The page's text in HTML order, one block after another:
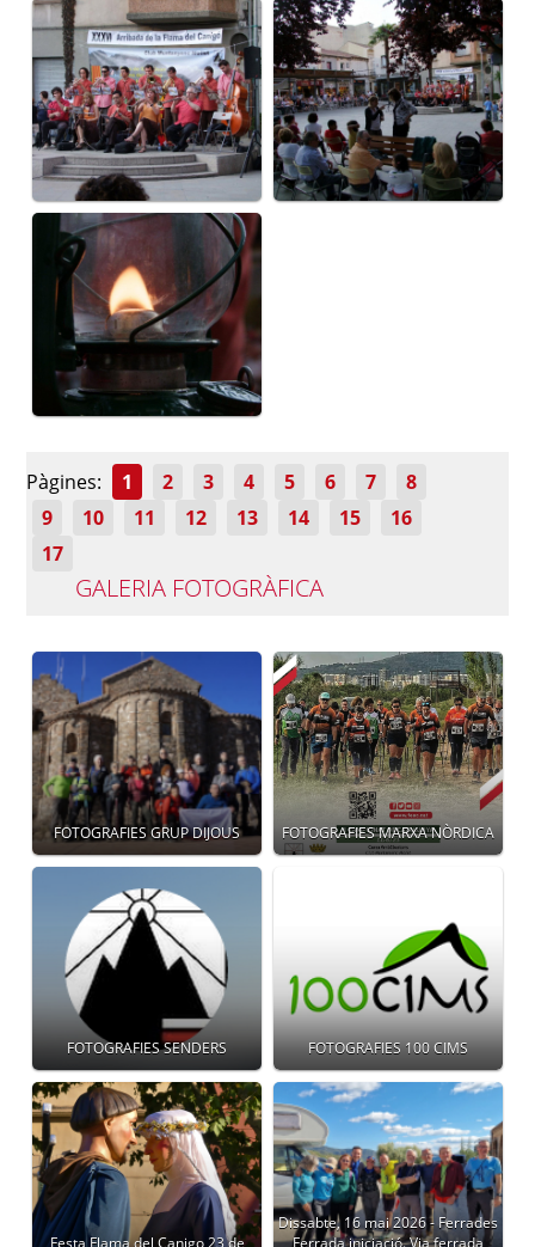
Pàgines: 1 2 3 4 5 6 7
8
9
10 11 12 13 14 15
16
17
GALERIA FOTOGRÀFICA
FOTOGRAFIES GRUP DIJOUS FOTOGRAFIES MARXA NÒRDICA
FOTOGRAFIES SENDERS FOTOGRAFIES 100 CIMS
Festa Flama del Canigo 23 de
Dissabte, 16 mai 2026 - Ferrades
Ferrada iniciació. Via ferrada